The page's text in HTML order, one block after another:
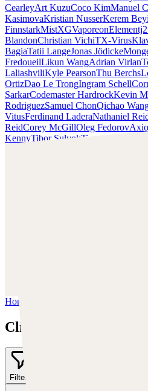
CearleyArt KuzuCoco KimManuel
KasimovaKristian NusserKerem
FinnstarkMistXGVaporeon
BlandonChristian VichiTX-Virus
BagiaTatii LangeJonas Jödicke
FredoueilLikun WangAdrian Virlan
LaliashviliKyle PearsonThu Berchs
OrtizDao Le TrongIngram Schell
SarkarCodemaster HardrockKevin
RodriguezSamuel ChonQichao
VitusFerdinand LaderaNathaniel
ReidCorey McGillOleg Fedorov
KennyTibor SulyokTimmy the
Home
Clint Cearley
Filter